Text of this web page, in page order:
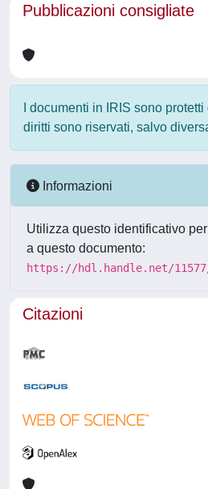
Pubblicazioni consigliate
I documenti in IRIS sono
diritti sono riservati, salvo
Informazioni
Utilizza questo identificativo
a questo documento:
https://hdl.handle.net/11577/
Citazioni